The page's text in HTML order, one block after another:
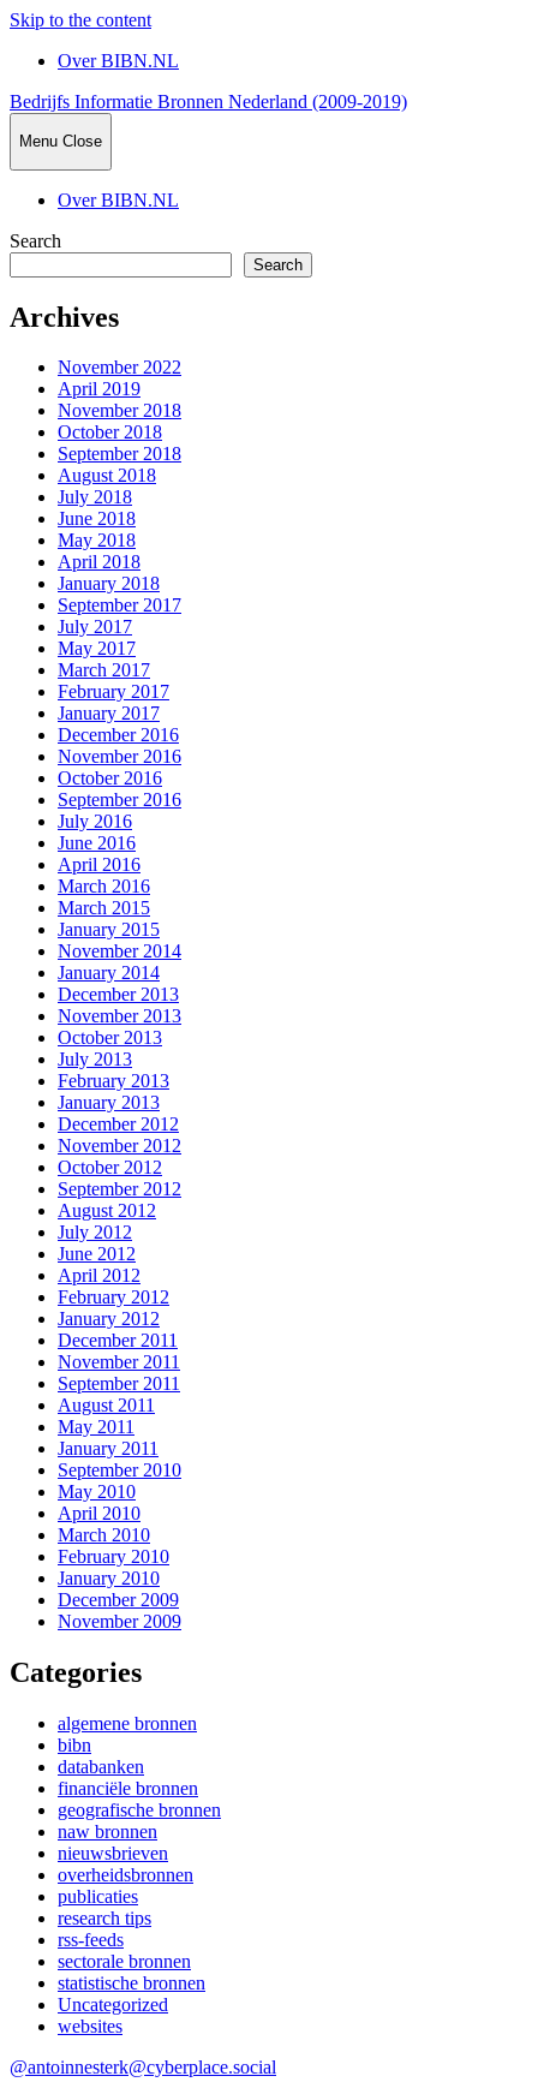
Skip to the content
Over BIBN.NL
Bedrijfs Informatie Bronnen Nederland (2009-2019)
Menu Close
Over BIBN.NL
Search
Search
Archives
November 2022
April 2019
November 2018
October 2018
September 2018
August 2018
July 2018
June 2018
May 2018
April 2018
January 2018
September 2017
July 2017
May 2017
March 2017
February 2017
January 2017
December 2016
November 2016
October 2016
September 2016
July 2016
June 2016
April 2016
March 2016
March 2015
January 2015
November 2014
January 2014
December 2013
November 2013
October 2013
July 2013
February 2013
January 2013
December 2012
November 2012
October 2012
September 2012
August 2012
July 2012
June 2012
April 2012
February 2012
January 2012
December 2011
November 2011
September 2011
August 2011
May 2011
January 2011
September 2010
May 2010
April 2010
March 2010
February 2010
January 2010
December 2009
November 2009
Categories
algemene bronnen
bibn
databanken
financiële bronnen
geografische bronnen
naw bronnen
nieuwsbrieven
overheidsbronnen
publicaties
research tips
rss-feeds
sectorale bronnen
statistische bronnen
Uncategorized
websites
@antoinnesterk@cyberplace.social